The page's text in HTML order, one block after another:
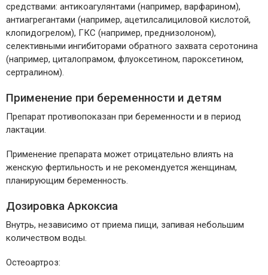
средствами: антикоагулянтами (например, варфарином),
антиагрегантами (например, ацетилсалициловой кислотой,
клопидогрелом), ГКС (например, преднизолоном),
селективными ингибиторами обратного захвата серотонина
(например, циталопрамом, флуоксетином, пароксетином,
сертралином).
Применение при беременности и детям
Препарат противопоказан при беременности и в период
лактации.
Применение препарата может отрицательно влиять на
женскую фертильность и не рекомендуется женщинам,
планирующим беременность.
Дозировка Аркоксиа
Внутрь, независимо от приема пищи, запивая небольшим
количеством воды.
Остеоартроз: